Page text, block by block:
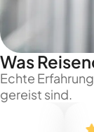
Was
Echte
gereist sind.